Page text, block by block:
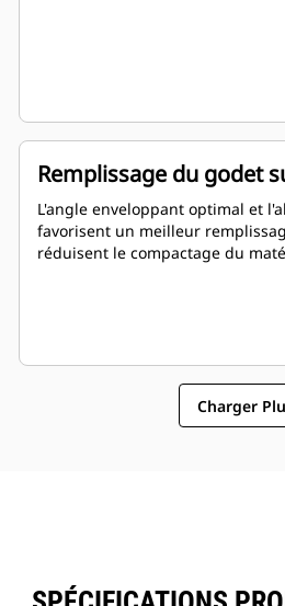
Remplissage du godet
L'angle enveloppant optimal et
favorisent un meilleur
réduisent le compactage du
Charger